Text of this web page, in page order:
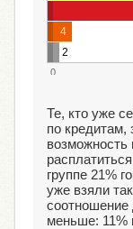
4
2
0
Те, кто уже
по кредитам,
возможность
группе 21%
уже взяли
меньше: 11%